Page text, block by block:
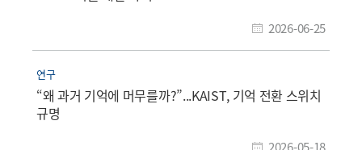
2026-06-25
연구
“왜 과거 기억에 머무를까?”...KAIST, 기억 전환 스위치
규명
2026-05-18